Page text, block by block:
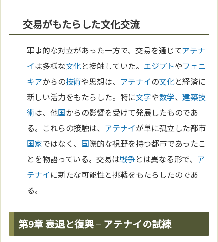
交易がもたらした文化交流
軍事的な対立があった一方で、交易を通じてアテナ
イは多様な文化と接触していた。 エジプトやフェニ
キアからの技術や思想は、 アテナイの文化と経済に
新しい活力をもたらした。特に文字や数学、建築技
術は、他国からの影響を受けて発展したものであ
る。これらの接触は、 アテナイが単に孤立した都市
国家ではなく、 国際的な視野を持つ都市であったこ
とを物語っている。交易は戦争とは異なる形で、 ア
テナイに新たな可能性と挑戦をもたらしたのであ
る。
第9章 衰退と復興 – アテナイの試練